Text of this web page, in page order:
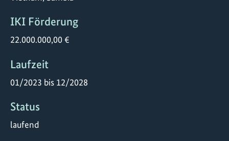
IKI Förderung
22.000.000,00 €
Laufzeit
01/2023 bis 12/2028
Status
laufend